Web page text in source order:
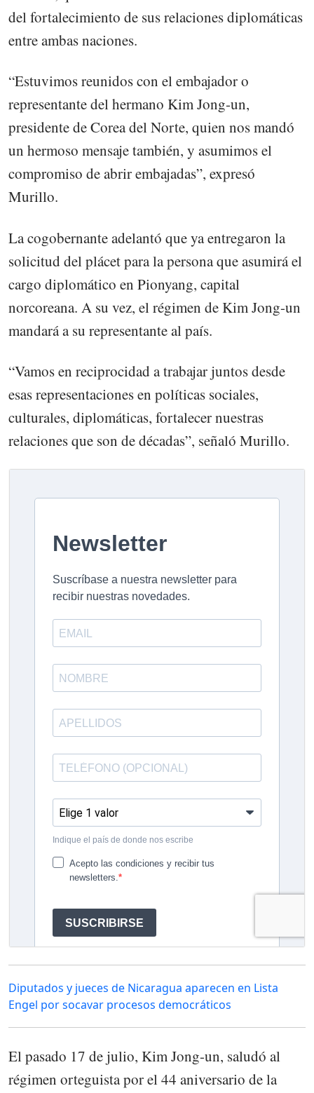
del fortalecimiento de sus relaciones diplomáticas
entre ambas naciones.
“Estuvimos reunidos con el embajador o
representante del hermano Kim Jong-un,
presidente de Corea del Norte, quien nos mandó
un hermoso mensaje también, y asumimos el
compromiso de abrir embajadas”, expresó
Murillo.
La cogobernante adelantó que ya entregaron la
solicitud del plácet para la persona que asumirá el
cargo diplomático en Pionyang, capital
norcoreana. A su vez, el régimen de Kim Jong-un
mandará a su representante al país.
“Vamos en reciprocidad a trabajar juntos desde
esas representaciones en políticas sociales,
culturales, diplomáticas, fortalecer nuestras
relaciones que son de décadas”, señaló Murillo.
Diputados y jueces de Nicaragua aparecen en Lista
Engel por socavar procesos democráticos
El pasado 17 de julio, Kim Jong-un, saludó al
régimen orteguista por el 44 aniversario de la